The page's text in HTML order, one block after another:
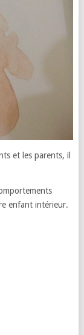
et les parents, il
enfant intérieur.